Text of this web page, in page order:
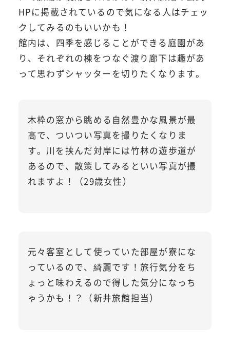
HPに掲載されているので気になる人はチェッ
クしてみるのもいいかも！
館内は、四季を感じることができる庭園があ
り、それぞれの棟をつなぐ渡り廊下は趣があ
って思わずシャッターを切りたくなります。
木枠の窓から眺める自然豊かな風景が最
高で、ついつい写真を撮りたくなりま
す。川を挟んだ対岸には竹林の遊歩道が
あるので、散策してみるといい写真が撮
れますよ！（29歳女性）
元々客室として使っていた部屋が寮にな
っているので、綺麗です！旅行気分をち
ょっと味わえるので得した気分になっち
ゃうかも！？（新井旅館担当）